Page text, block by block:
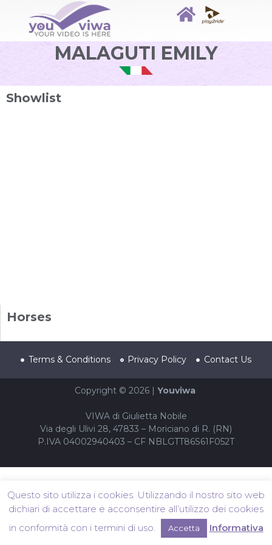
MALAGUTI EMILY
Showlist
Horses
Terms & Conditions Privacy Policy Contact Us
Copyright © 2026 | Youviwa
VIWA di Giulietta Nobile
Via degli Ulivi 28, 47833 – Moriciano di R. (RN)
P.IVA 04002940403 – CF NBLGTT86S61F052T
Questo sito utilizza i cookies. Utilizzando il nostro sito web
dichiari di accettare e acconsentire all’utilizzo dei cookies
in conformità con i termini di uso.
Accetta Informativa